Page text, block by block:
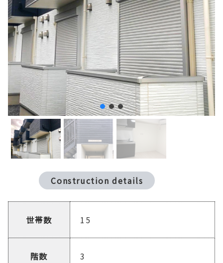
Construction details
世帯数 15
階数 3